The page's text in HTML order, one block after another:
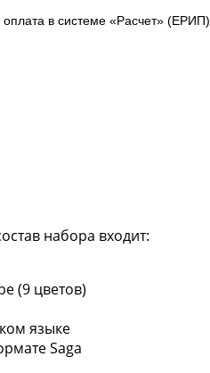
оплата в системе «Расчет» (ЕРИП)
набора входит:
(9 цветов)
языке
Saga